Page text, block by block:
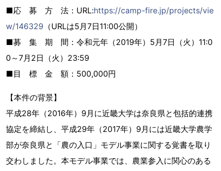
■応 募 方 法：URL:https://camp-fire.jp/projects/vie
w/146329 （URLは5月7日11:00公開）
■募 集 期 間：令和元年（2019年）5月7日（火）11:0
0～7月2日（火）23:59
■目 標 金 額：500,000円
【本件の背景】
平成28年（2016年）9月に近畿大学は奈良県と包括的連携
協定を締結し、平成29年（2017年）9月には近畿大学農学
部が奈良県と「農の入口」モデル事業に関する覚書を取り
交わしました。本モデル事業では、農業参入に関心のある